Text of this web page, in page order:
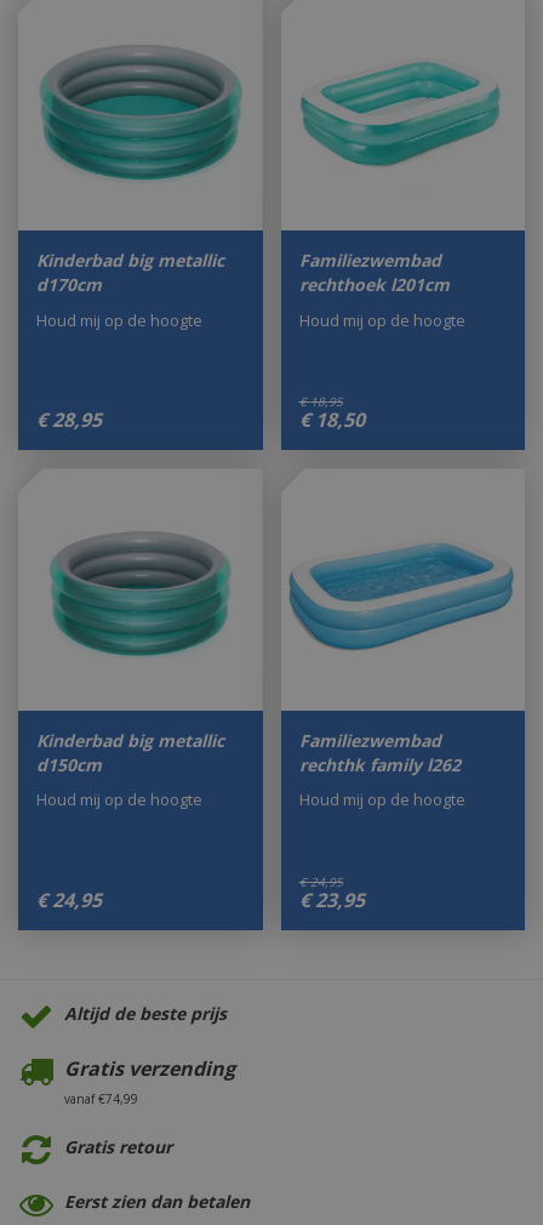
Kinderbad big metallic
d170cm
€28,95
Houd mij op de hoogte
Familiezwembad
rechthoek l201cm
€ 18,95
€ 18,50
Houd mij op de hoogte
Kinderbad big metallic
d150cm
€24,95
Houd mij op de hoogte
Familiezwembad
rechthk family l262
€ 24,95
€ 23,95
Houd mij op de hoogte
Altijd de beste prijs
Gratis verzending
vanaf €74,99
Gratis retour
Eerst zien dan betalen